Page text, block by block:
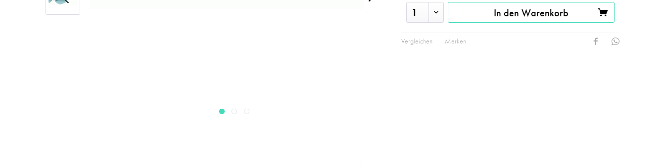
In den Warenkorb
Vergleichen Merken